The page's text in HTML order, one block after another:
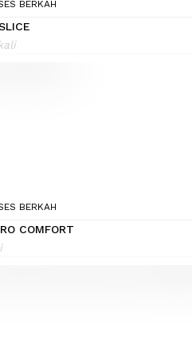
BERKAH
BERKAH
COMFORT